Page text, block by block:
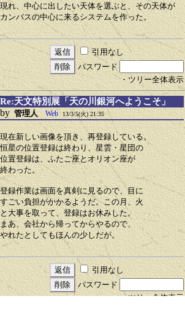
現れ、中心に出したい天体を選ぶと、その天体が
カンバスの中心に来るシステムを作った。
引用なし
パスワード
・ツリー全体表示
Re:天文特別展「天の川銀河へようこそ」
by 管理人 Web 13/3/5(火) 21:35
現在新しい画像を頂き、再登録している。
恒星の位置登録は終わり、星雲・星団の
位置登録は、ふたご座とオリオン座が
終わった。
登録作業は画面を真剣に見るので、目に
すごい負担がかかるようだ。この月、火
と大事を取って、登録はお休みした。
まあ、会社から帰ってからやるので、
やれたとしてもほんの少しだが。
引用なし
パスワード
・ツリー全体表示